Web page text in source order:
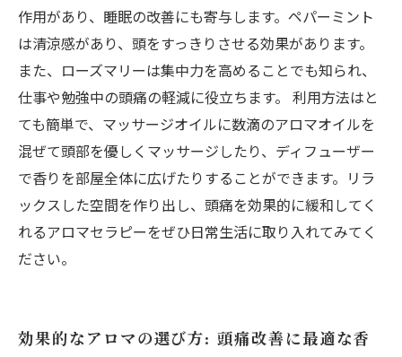
作用があり、睡眠の改善にも寄与します。ペパーミント
は清涼感があり、頭をすっきりさせる効果があります。
また、ローズマリーは集中力を高めることでも知られ、
仕事や勉強中の頭痛の軽減に役立ちます。 利用方法はと
ても簡単で、マッサージオイルに数滴のアロマオイルを
混ぜて頭部を優しくマッサージしたり、ディフューザー
で香りを部屋全体に広げたりすることができます。リラ
ックスした空間を作り出し、頭痛を効果的に緩和してく
れるアロマセラピーをぜひ日常生活に取り入れてみてく
ださい。
効果的なアロマの選び方: 頭痛改善に最適な香